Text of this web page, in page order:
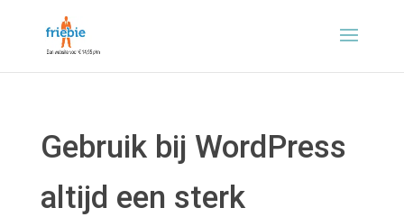
Gebruik bij WordPress
altijd een sterk